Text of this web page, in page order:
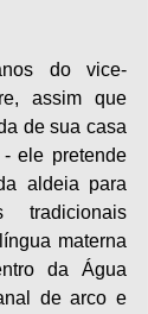
do vice-
assim que
de sua casa
ele pretende
aldeia para
tradicionais
materna
da Água
de arco e